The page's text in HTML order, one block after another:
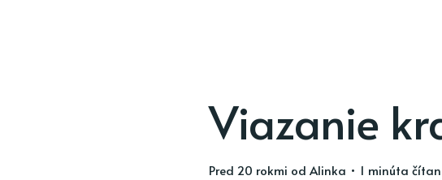
Viazanie
pred 20 rokmi od Alinka • 1 minúta